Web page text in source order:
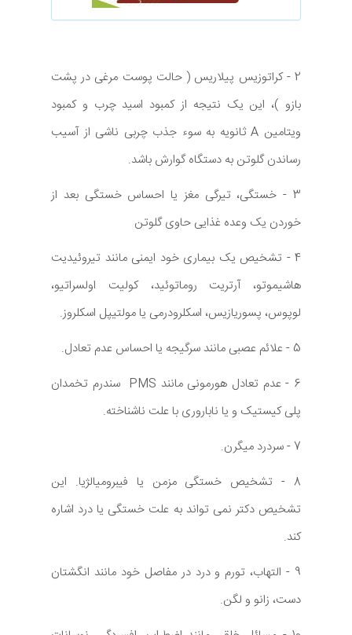
2 - کراتوزیس پیلاریس ( حالت پوست مرغی در پشت
بازو )، این یک نتیجه از کمبود اسید چرب و کمبود
ویتامین A ثانویه به سوء جذب چربی ناشی از آسیب
رساندن گلوتن به دستگاه گوارش باشد.
3 - خستگی، تیرگی مغز یا احساس خستگی بعد از
خوردن یک وعده غذایی حاوی گلوتن
4 - تشخیص یک بیماری خود ایمنی مانند تیروئیدیت
هاشیموتو، آرتریت روماتوئید، کولیت اولسراتیو،
لوپوس، پسوریازیس، اسکلرودرمی یا مولتیپل اسکلروز.
5 - علائم عصبی مانند سرگیجه یا احساس عدم تعادل.
6 - عدم تعادل هورمونی مانند PMS سندرم تخمدان
پلی کیستیک و یا ناباروری با علت ناشناخته.
7 - سردرد میگرن.
8 - تشخیص خستگی مزمن یا فیبرومیالژیا. این
تشخیص دکتر نمی تواند به علت خستگی یا درد اشاره
کند.
9 - التهاب، تورم و درد در مفاصل خود مانند انگشتان
دست، زانو و لگن.